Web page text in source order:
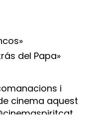
del Papa»
i
cinema aquest